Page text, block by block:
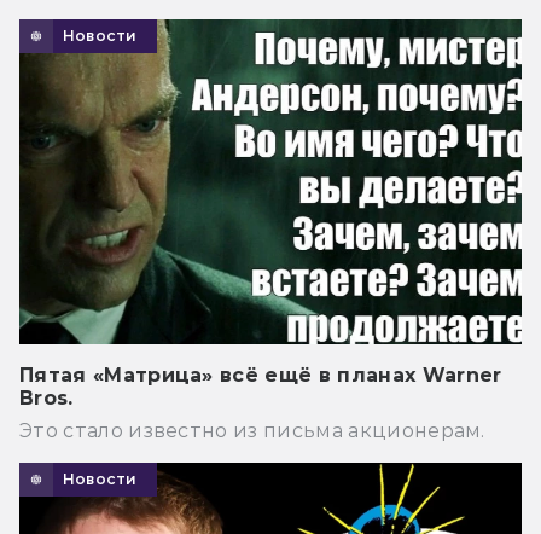
Новости
Пятая «Матрица» всё ещё в планах Warner
Bros.
Это стало известно из письма акционерам.
Новости